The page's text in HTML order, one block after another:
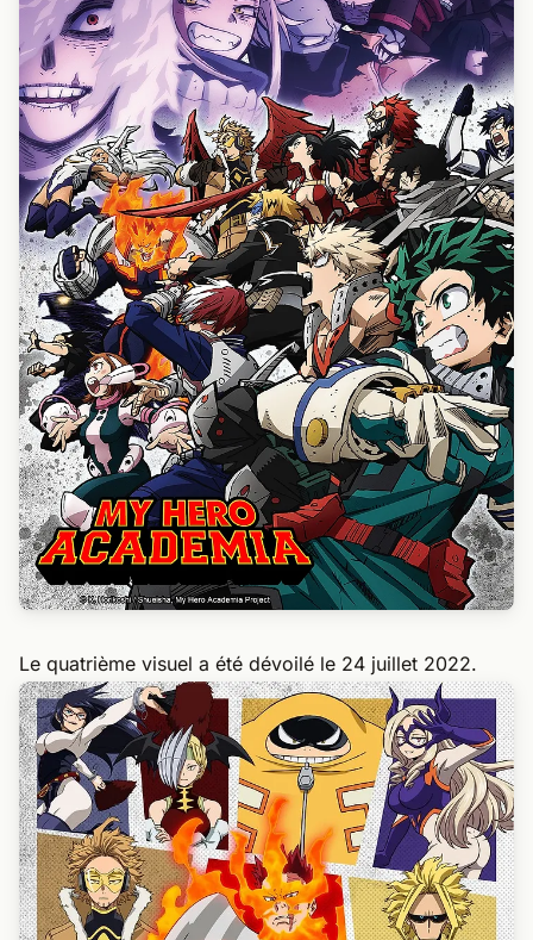
Le quatrième visuel a été dévoilé le 24 juillet 2022.